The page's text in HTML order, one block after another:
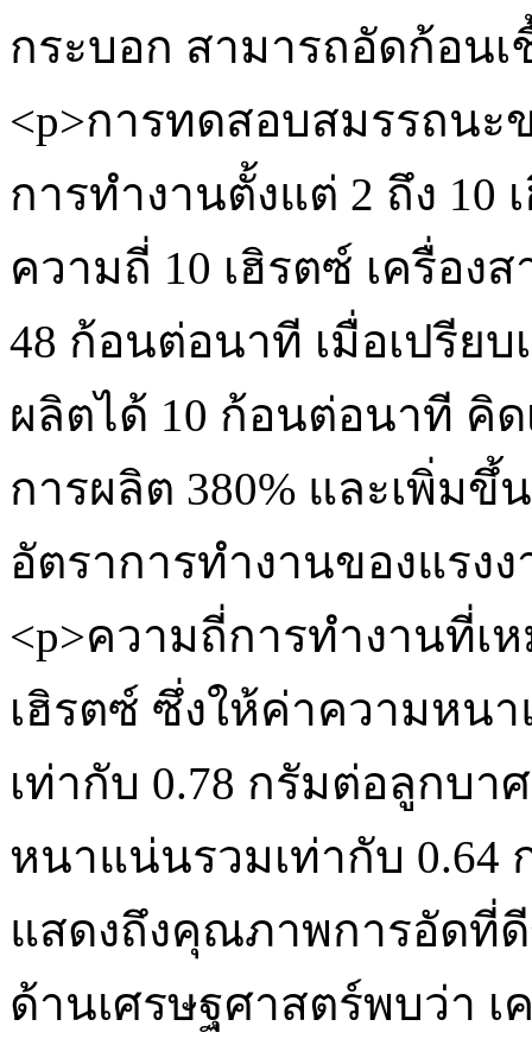
กระบอก สามารถอัดก้อนเ
<p>การทดสอบสมรรถนะ
การทำงานตั้งแต่ 2 ถึง 10
ความถี่ 10 เฮิรตซ์ เครื่อง
48 ก้อนต่อนาที เมื่อเปรีย
ผลิตได้ 10 ก้อนต่อนาที คิ
การผลิต 380% และเพิ่มขึ้
อัตราการทำงานของแรง
<p>ความถี่การทำงานที่เ
เฮิรตซ์ ซึ่งให้ค่าความหน
เท่ากับ 0.78 กรัมต่อลูกบา
หนาแน่นรวมเท่ากับ 0.64
แสดงถึงคุณภาพการอัดที่
ด้านเศรษฐศาสตร์พบว่า